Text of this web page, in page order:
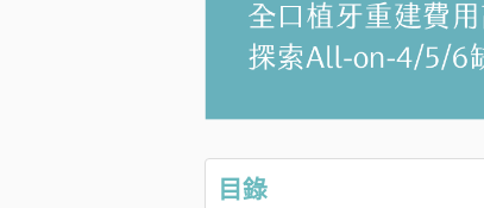
目錄